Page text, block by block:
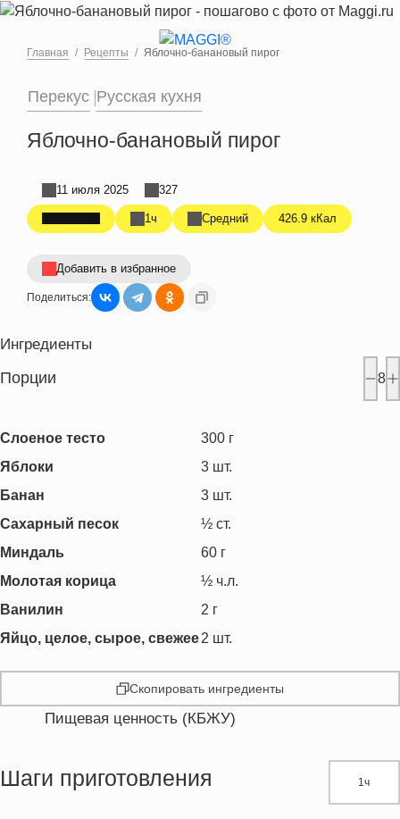
Перейти к основному содержанию
Главная Рецепты Яблочно-банановый пирог
Перекус Русская кухня
Яблочно-банановый пирог
1ч Средний 426.9 кКал
11 июля 2025 327
Добавить в избранное
Поделиться:
Ингредиенты
Порции 8
Слоеное тесто 300 г
Яблоки
3 шт.
Банан
3 шт.
Сахарный песок
½ ст.
Миндаль
60 г
Молотая корица
½ ч.л.
Ванилин
2 г
Яйцо, целое, сырое, свежее2 шт.
Скопировать ингредиенты
Пищевая ценность (КБЖУ)
Жиры
19.9 г
Шаги приготовления 1ч